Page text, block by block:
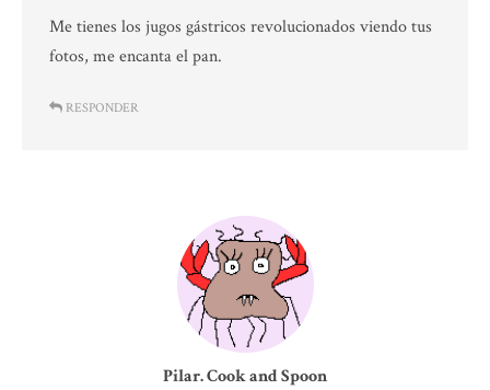
Me tienes los jugos gástricos revolucionados viendo tus
fotos, me encanta el pan.
RESPONDER
Pilar. Cook and Spoon